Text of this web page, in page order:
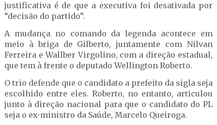
justificativa é de que a executiva foi desativada por
“decisão do partido”.
A mudança no comando da legenda acontece em
meio à briga de Gilberto, juntamente com Nilvan
Ferreira e Wallber Virgolino, com a direção estadual,
que tem à frente o deputado Wellington Roberto.
O trio defende que o candidato a prefeito da sigla seja
escolhido entre eles. Roberto, no entanto, articulou
junto à direção nacional para que o candidato do PL
seja o ex-ministro da Saúde, Marcelo Queiroga.